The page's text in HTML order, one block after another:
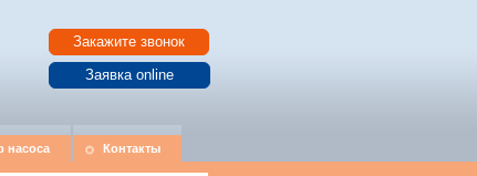
Закажите звонок
Заявка online
насоса Контакты